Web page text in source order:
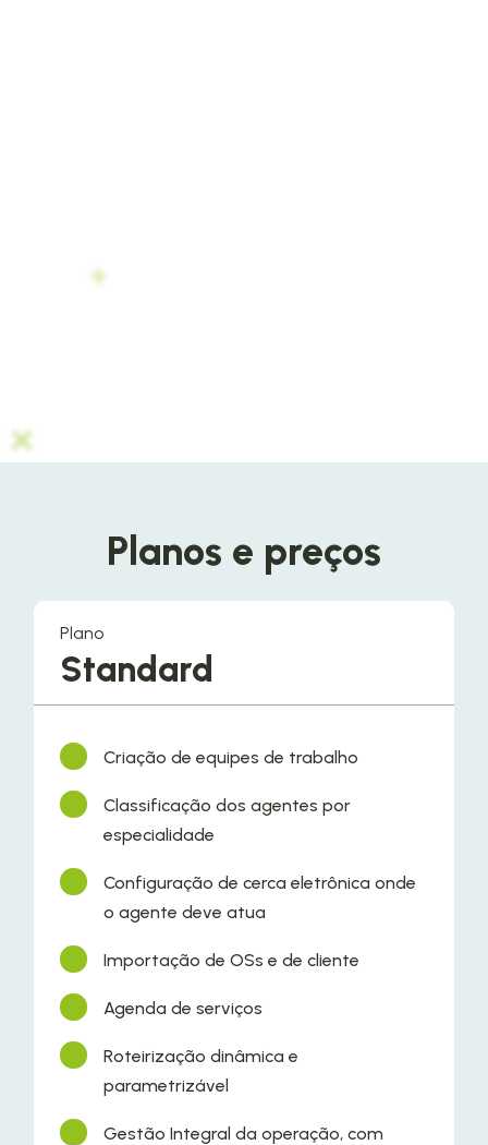
Planos e preços
Plano
Standard
Criação de equipes de trabalho
Classificação dos agentes por
especialidade
Configuração de cerca eletrônica onde
o agente deve atua
Importação de OSs e de cliente
Agenda de serviços
Roteirização dinâmica e
parametrizável
Gestão Integral da operação, com